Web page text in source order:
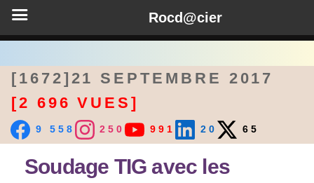
[1672]21 SEPTEMBRE 2017
[2 696 VUES]
9 558 250 991 20 65
Soudage TIG avec les
Rocd@cier